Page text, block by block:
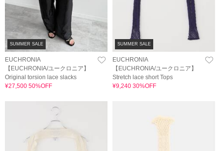
SUMMER SALE
EUCHRONIA
【EUCHRONIA/ユークロニア】
Original torsion lace slacks
¥27,500 50%OFF
SUMMER SALE
EUCHRONIA
【EUCHRONIA/ユークロニア】
Stretch lace short Tops
¥9,240 30%OFF